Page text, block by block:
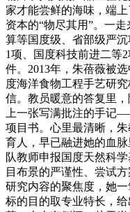
家才能尝鲜的海味，端
资本的“物尽其用”。一
算等国度级、省部级严
1项、国度科技前进二等
件。2013年，朱蓓薇被
度海洋食物工程手艺研
信。教员暖意的答复里
上一张写满批注的手记
项目书。心里最清晰，
育人，早已融进她的血
队教师申报国度天然科
目布景的严谨性、尝试
研究内容的聚焦度，她
标的目的取专业特长，